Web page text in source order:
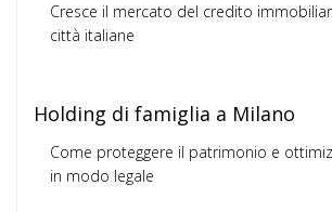
Cresce il mercato del credito
città italiane
Holding di famiglia a Milano
Come proteggere il patrimonio e
in modo legale